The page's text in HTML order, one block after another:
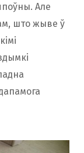
Але
што жыве ў